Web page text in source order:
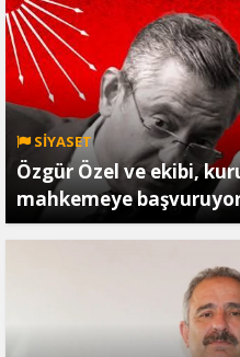
SİYASET
Özgür Özel ve ekibi,
mahkemeye